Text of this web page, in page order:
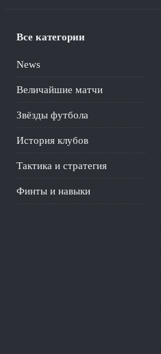
Все категории
News
Величайшие матчи
Звёзды футбола
История клубов
Тактика и стратегия
Финты и навыки